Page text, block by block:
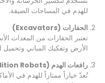
للهدم في المساحات الضيقة.
الحفارات (Excavators)
تعتبر الحفارات من المعدات
الأرض وتفكيك المباني وتحميل
رافعات الهدم (Demolition Robots)
تُعدّ خياراً ممتازاً للهدم في